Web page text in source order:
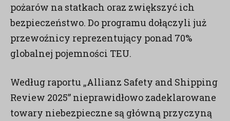
pożarów na statkach oraz zwiększyć ich
bezpieczeństwo. Do programu dołączyli już
przewoźnicy reprezentujący ponad 70%
globalnej pojemności TEU.
Według raportu „Allianz Safety and Shipping
Review 2025” nieprawidłowo zadeklarowane
towary niebezpieczne są główną przyczyną